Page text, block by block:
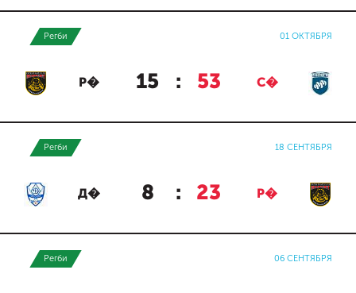
Регби 01 ОКТЯБРЯ
Р� 15 : 53 С�
Регби 18 СЕНТЯБРЯ
Д� 8 : 23 Р�
Регби 06 СЕНТЯБРЯ